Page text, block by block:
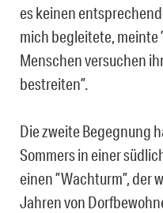
es keinen
mich begleitete, meinte
Menschen versuchen
bestreiten”.
Die zweite Begegnung
Sommers in einer
einen ”Wachturm”, der
Jahren von